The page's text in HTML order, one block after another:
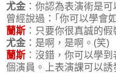
尤金 ：你認為表演術是
曾經說過：｢你可以學會
蘭斯 ：只要你很真誠的
尤金 ：是啊，是啊。(笑)
蘭斯 ：沒錯，你可以學
個演員。上表演課可以誘